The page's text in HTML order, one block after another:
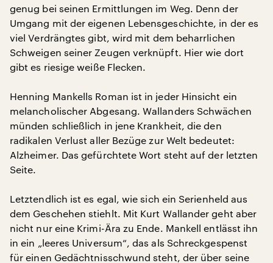
genug bei seinen Ermittlungen im Weg. Denn der
Umgang mit der eigenen Lebensgeschichte, in der es
viel Verdrängtes gibt, wird mit dem beharrlichen
Schweigen seiner Zeugen verknüpft. Hier wie dort
gibt es riesige weiße Flecken.
Henning Mankells Roman ist in jeder Hinsicht ein
melancholischer Abgesang. Wallanders Schwächen
münden schließlich in jene Krankheit, die den
radikalen Verlust aller Bezüge zur Welt bedeutet:
Alzheimer. Das gefürchtete Wort steht auf der letzten
Seite.
Letztendlich ist es egal, wie sich ein Serienheld aus
dem Geschehen stiehlt. Mit Kurt Wallander geht aber
nicht nur eine Krimi-Ära zu Ende. Mankell entlässt ihn
in ein „leeres Universum“, das als Schreckgespenst
für einen Gedächtnisschwund steht, der über seine